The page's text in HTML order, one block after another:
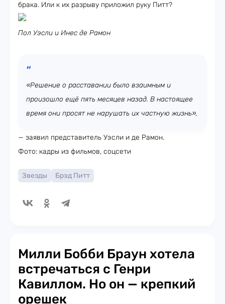
брака. Или к их разрыву приложил руку Питт?
Пол Уэсли и Инес де Рамон
«Решение о расставании было взаимным и
произошло ещё пять месяцев назад. В настоящее
время они просят не нарушать их частную жизнь»,
— заявил представитель Уэсли и де Рамон.
Фото: кадры из фильмов, соцсети
Звезды Брэд Питт
Милли Бобби Браун хотела
встречаться с Генри
Кавиллом. Но он — крепкий
орешек